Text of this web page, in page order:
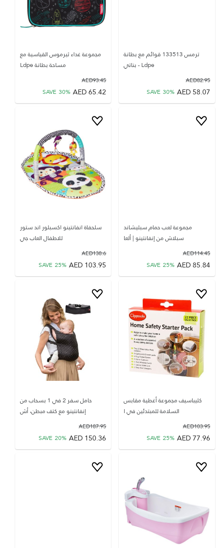
ترمس 133513 قوائم مع بطانة
Ldpe - بناتي
82.95
AED
58.07
AED
SAVE 30%
مجموعة غداء ثيرموس القياسية مع
مساحة بطانة Ldpe
93.45
AED
65.42
AED
SAVE 30%
مجموعة لعب حمام سبليشاند
سبلاش من إنفانتينو | ألعا
114.45
AED
85.84
AED
SAVE 25%
سلحفاة انفانتينو اكسبلور اند ستور
للاطفال العاب جي
138.6
AED
103.95
AED
SAVE 25%
كليباسيف مجموعة أغطية مقابس
السلامة للمبتدئين في ا
103.95
AED
77.96
AED
SAVE 25%
حامل سفر 2 في 1 بسحاب من
إنفانتينو مع كتف مبطن، أش
187.95
AED
150.36
AED
SAVE 20%